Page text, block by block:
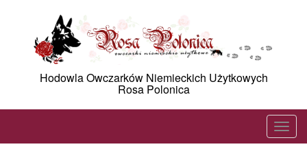
Hodowla Owczarków Niemieckich Użytkowych
Rosa Polonica
T
o